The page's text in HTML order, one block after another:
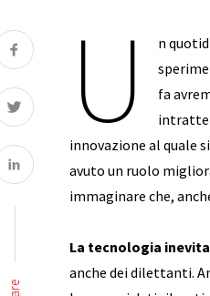
U
n
fa
innovazione al quale
avuto un ruolo
immaginare che,
La tecnologia
anche dei dilettanti.